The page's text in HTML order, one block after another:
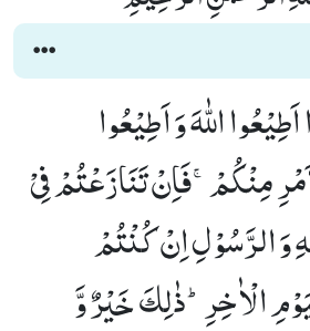
اللّٰهَ وَ اَطِیْعُوا
مِنْكُمْۚ-فَاِنْ تَنَازَعْتُمْ فِیْ
وَ الرَّسُوْلِ اِنْ كُنْتُمْ
الْاٰخِرِؕ-ذٰلِكَ خَیْرٌ وَّ